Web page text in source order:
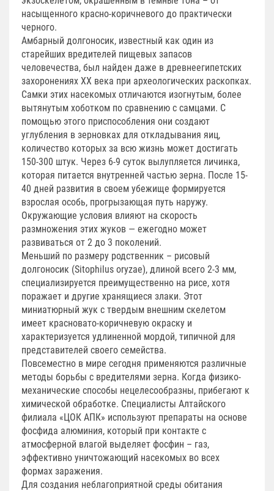
насыщенного красно-коричневого до практически
черного.
Амбарный долгоносик, известный как один из
старейших вредителей пищевых запасов
человечества, был найден даже в древнеегипетских
захоронениях XX века при археологических раскопках.
Самки этих насекомых отличаются изогнутым, более
вытянутым хоботком по сравнению с самцами. С
помощью этого приспособления они создают
углубления в зерновках для откладывания яиц,
количество которых за всю жизнь может достигать
150-300 штук. Через 6-9 суток вылупляется личинка,
которая питается внутренней частью зерна. После 15-
40 дней развития в своем убежище формируется
взрослая особь, прогрызающая путь наружу.
Окружающие условия влияют на скорость
размножения этих жуков — ежегодно может
развиваться от 2 до 3 поколений.
Меньший по размеру родственник – рисовый
долгоносик (Sitophilus oryzae), длиной всего 2-3 мм,
специализируется преимущественно на рисе, хотя
поражает и другие хранящиеся злаки. Этот
миниатюрный жук с твердым внешним скелетом
имеет красновато-коричневую окраску и
характеризуется удлиненной мордой, типичной для
представителей своего семейства.
Повсеместно в мире сегодня применяются различные
методы борьбы с вредителями зерна. Когда физико-
механические способы нецелесообразны, прибегают к
химической обработке. Специалисты Алтайского
филиала «ЦОК АПК» используют препараты на основе
фосфида алюминия, который при контакте с
атмосферной влагой выделяет фосфин – газ,
эффективно уничтожающий насекомых во всех
формах заражения.
Для создания неблагоприятной среды обитания